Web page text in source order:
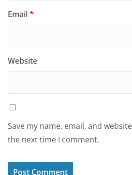
Email*
Website
Save my name, email, and
the next time I comment.